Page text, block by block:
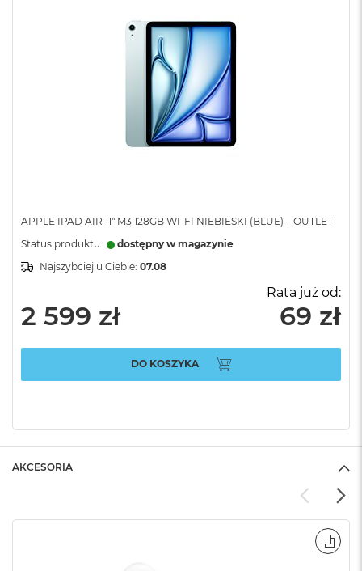
APPLE IPAD AIR 11" M3 128GB WI-FI NIEBIESKI (BLUE) – OUTLET
Status produktu:
dostępny w magazynie
Najszybciej u Ciebie: 07.08
2 599 zł
Rata już od:
69 zł
DO KOSZYKA
AKCESORIA